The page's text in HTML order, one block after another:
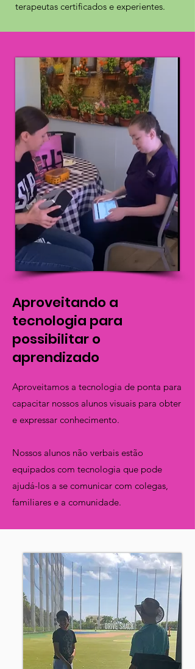
terapeutas certificados e experientes.
Aproveitando a
tecnologia para
possibilitar o
aprendizado
Aproveitamos a tecnologia de ponta para
capacitar nossos alunos visuais para obter
e expressar conhecimento.
Nossos alunos não verbais estão
equipados com tecnologia que pode
ajudá-los a se comunicar com colegas,
familiares e a comunidade.